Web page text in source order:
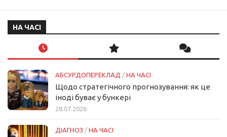
НА ЧАСІ
АБСУРДОПЕРЕКЛАД / НА ЧАСІ
Щодо стратегічного прогнозування: як це
іноді буває у бункері
28.07.2026
ДІАГНОЗ / НА ЧАСІ